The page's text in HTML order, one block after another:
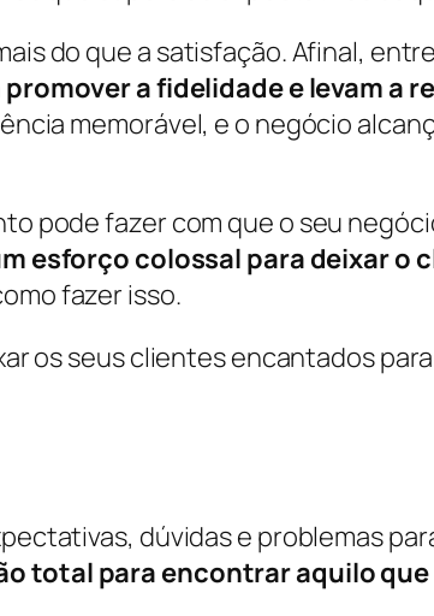
do que a satisfação. Afinal,
promover a fidelidade e levam a
memorável, e o negócio
pode fazer com que o seu
esforço colossal para deixar o
fazer isso.
os seus clientes encantados
dúvidas e problemas
total para encontrar aquilo